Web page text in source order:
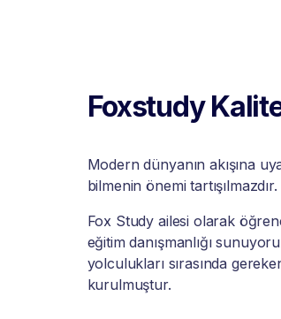
Foxstudy
Modern dünyanın akışına
bilmenin önemi tartışılmazdır.
Fox Study ailesi olarak
eğitim danışmanlığı
yolculukları sırasında
kurulmuştur.